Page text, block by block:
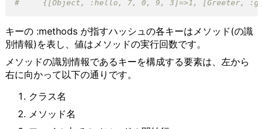
キーの :methods が指すハッシュの各キーはメソッド(の識
別情報)を表し、値はメソッドの実行回数です。
メソッドの識別情報であるキーを構成する要素は、左から
右に向かって以下の通りです。
クラス名
メソッド名